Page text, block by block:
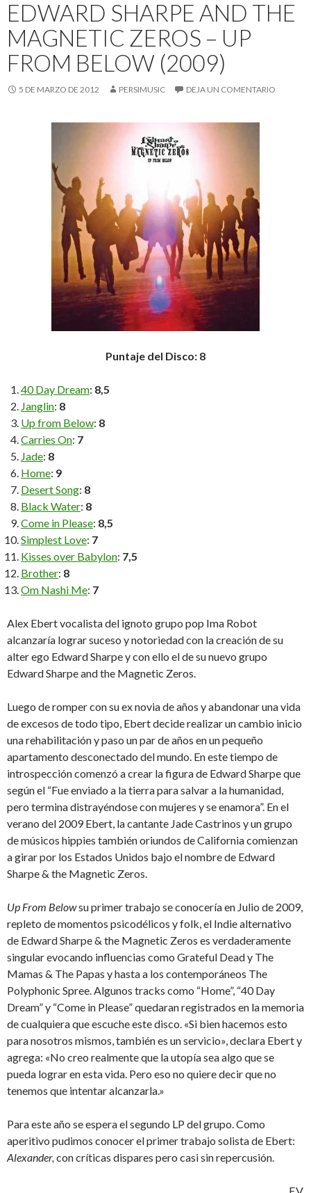
EDWARD SHARPE AND THE
MAGNETIC ZEROS – UP
FROM BELOW (2009)
5 DE MARZO DE 2012 PERSIMUSIC DEJA UN COMENTARIO
Puntaje del Disco: 8
40 Day Dream: 8,5
Janglin: 8
Up from Below: 8
Carries On: 7
Jade: 8
Home: 9
Desert Song: 8
Black Water: 8
Come in Please: 8,5
Simplest Love: 7
Kisses over Babylon: 7,5
Brother: 8
Om Nashi Me: 7
Alex Ebert vocalista del ignoto grupo pop Ima Robot
alcanzaría lograr suceso y notoriedad con la creación de su
alter ego Edward Sharpe y con ello el de su nuevo grupo
Edward Sharpe and the Magnetic Zeros.
Luego de romper con su ex novia de años y abandonar una vida
de excesos de todo tipo, Ebert decide realizar un cambio inicio
una rehabilitación y paso un par de años en un pequeño
apartamento desconectado del mundo. En este tiempo de
introspección comenzó a crear la figura de Edward Sharpe que
según el “Fue enviado a la tierra para salvar a la humanidad,
pero termina distrayéndose con mujeres y se enamora”. En el
verano del 2009 Ebert, la cantante Jade Castrinos y un grupo
de músicos hippies también oriundos de California comienzan
a girar por los Estados Unidos bajo el nombre de Edward
Sharpe & the Magnetic Zeros.
Up From Belowsu primer trabajo se conocería en Julio de 2009,
repleto de momentos psicodélicos y folk, el Indie alternativo
de Edward Sharpe & the Magnetic Zeros es verdaderamente
singular evocando influencias como Grateful Dead y The
Mamas & The Papas y hasta a los contemporáneos The
Polyphonic Spree. Algunos tracks como “Home”, “40 Day
Dream” y “Come in Please” quedaran registrados en la memoria
de cualquiera que escuche este disco. «Si bien hacemos esto
para nosotros mismos, también es un servicio», declara Ebert y
agrega: «No creo realmente que la utopía sea algo que se
pueda lograr en esta vida. Pero eso no quiere decir que no
tenemos que intentar alcanzarla.»
Para este año se espera el segundo LP del grupo. Como
aperitivo pudimos conocer el primer trabajo solista de Ebert:
Alexander, con críticas dispares pero casi sin repercusión.